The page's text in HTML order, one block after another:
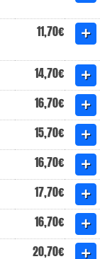
11,70€
14,70€
16,70€
15,70€
16,70€
17,70€
16,70€
20,70€